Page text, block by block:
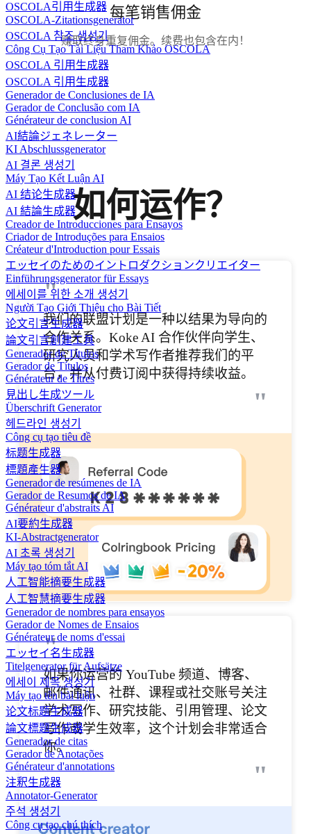
OSCOLA引用生成器
OSCOLA-Zitationsgenerator
OSCOLA 참조 생성기
Công Cụ Tạo Tài Liệu Tham Khảo OSCOLA
OSCOLA 引用生成器
OSCOLA 引用生成器
Generador de Conclusiones de IA
Gerador de Conclusão com IA
Générateur de conclusion AI
AI結論ジェネレーター
KI Abschlussgenerator
AI 결론 생성기
Máy Tạo Kết Luận AI
AI 结论生成器
AI 結論生成器
Creador de Introducciones para Ensayos
Criador de Introduções para Ensaios
Créateur d'Introduction pour Essais
エッセイのためのイントロダクションクリエイター
Einführungsgenerator für Essays
에세이를 위한 소개 생성기
Người Tạo Giới Thiệu cho Bài Tiết
论文引言生成器
論文引言創建工具
Generador de Títulos
Gerador de Títulos
Générateur de Titres
見出し生成ツール
Überschrift Generator
헤드라인 생성기
Công cụ tạo tiêu đề
标题生成器
標題產生器
Generador de resúmenes de IA
Gerador de Resumos de IA
Générateur d'abstraits AI
AI要約生成器
KI-Abstractgenerator
AI 초록 생성기
Máy tạo tóm tắt AI
人工智能摘要生成器
人工智慧摘要生成器
Generador de nombres para ensayos
Gerador de Nomes de Ensaios
Générateur de noms d'essai
エッセイ名生成器
Titelgenerator für Aufsätze
에세이 제목 생성기
Máy tạo tên bài luận
论文标题生成器
論文標題生成器
Generador de citas
Gerador de Anotações
Générateur d'annotations
注釈生成器
Annotator-Generator
주석 생성기
Công cụ tạo chú thích
每笔销售佣金
赚取终身重复佣金。续费也包含在内！
如何运作？
"
我们的联盟计划是一种以结果为导向的
合作关系。Koke AI 合作伙伴向学生、
研究人员和学术写作者推荐我们的平
台，并从付费订阅中获得持续收益。
"
"
如果你运营的 YouTube 频道、博客、
邮件通讯、社群、课程或社交账号关注
学术写作、研究技能、引用管理、论文
写作或学生效率，这个计划会非常适合
你。
"